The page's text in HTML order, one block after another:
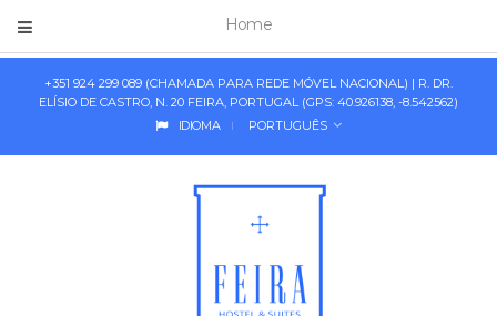
Home
+351 924 299 089 (CHAMADA PARA REDE MÓVEL NACIONAL) | R. DR.
ELÍSIO DE CASTRO, N. 20 FEIRA, PORTUGAL (GPS: 40.926138, -8.542562)
IDIOMA
PORTUGUÊS